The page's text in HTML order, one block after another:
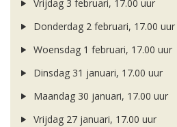
Vrijdag 3 februari, 17.00 uur
Donderdag 2 februari, 17.00 uur
Woensdag 1 februari, 17.00 uur
Dinsdag 31 januari, 17.00 uur
Maandag 30 januari, 17.00 uur
Vrijdag 27 januari, 17.00 uur